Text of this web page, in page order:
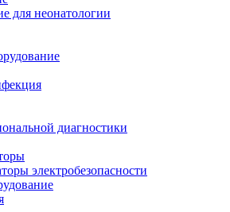
для неонатологии
диагностики
электробезопасности